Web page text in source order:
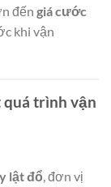
đến giá cước
khi vận
quá trình vận
lật đổ , đơn vị